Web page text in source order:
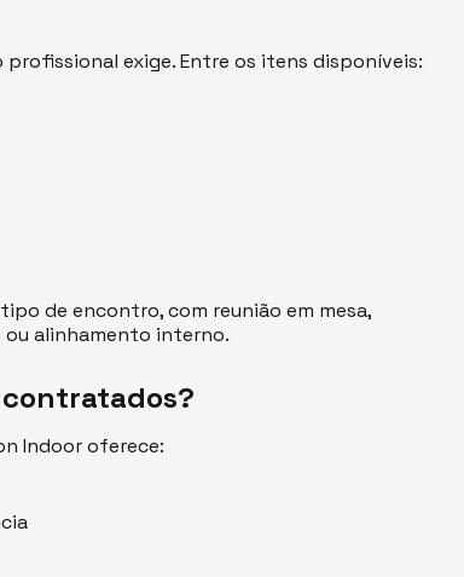
exige. Entre os itens disponíveis:
de encontro, com reunião em mesa,
alinhamento interno.
contratados?
Indoor oferece: